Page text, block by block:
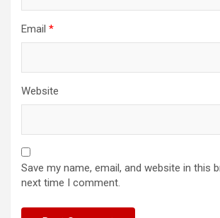
Email *
Website
Save my name, email, and website in this
next time I comment.